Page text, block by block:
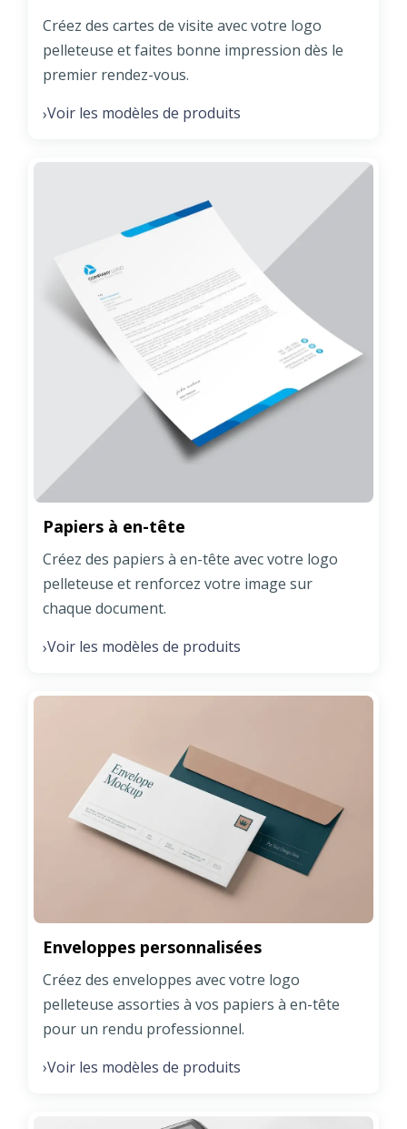
Créez des cartes de visite avec votre logo
pelleteuse et faites bonne impression dès le
premier rendez-vous.
›Voir les modèles de produits
Papiers à en-tête
Créez des papiers à en-tête avec votre logo
pelleteuse et renforcez votre image sur
chaque document.
›Voir les modèles de produits
Enveloppes personnalisées
Créez des enveloppes avec votre logo
pelleteuse assorties à vos papiers à en-tête
pour un rendu professionnel.
›Voir les modèles de produits